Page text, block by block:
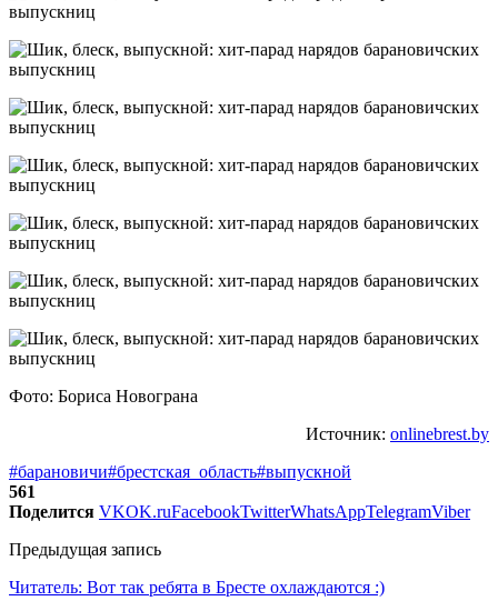
Фото: Бориса Новограна
Источник: onlinebrest.by
#барановичи#брестская_область#выпускной
561
Поделится VKOK.ruFacebookTwitterWhatsAppTelegramViber
Предыдущая запись
Читатель: Вот так ребята в Бресте охлаждаются :)